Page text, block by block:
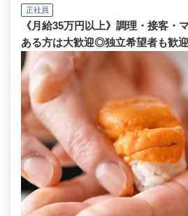
正社員
《月給35万円以上》調理・接客・
ある方は大歓迎◎独立希望者も歓迎